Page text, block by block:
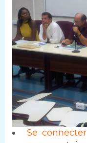
Se connecter